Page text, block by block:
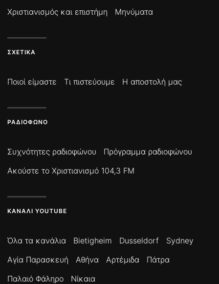
Χριστιανισμός και επιστήμη
Μηνύματα
ΣΧΕΤΙΚΆ
Ποιοί είμαστε Τι πιστεύουμε Η αποστολή μας
ΡΑΔΙΌΦΩΝΟ
Συχνότητες ραδιοφώνου
Πρόγραμμα ραδιοφώνου
Ακούστε το Χριστιανισμό 104,3 FM
ΚΑΝΆΛΙ YOUTUBE
Όλα τα κανάλια Bietigheim Dusseldorf
Sydney
Αγία Παρασκευή
Αθήνα Αρτέμιδα
Πάτρα
Παλαιό Φάληρο
Νίκαια